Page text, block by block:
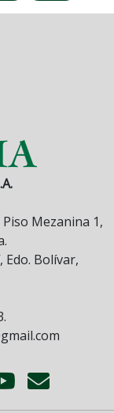
Mezanina 1,
Edo. Bolívar,